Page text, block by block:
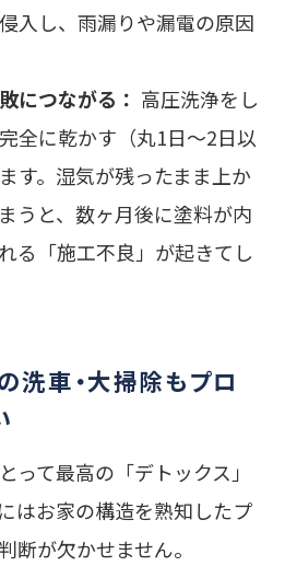
入し、雨漏りや漏電の原因
につながる： 高圧洗浄をし
全に乾かす（丸1日〜2日以
す。湿気が残ったまま上か
うと、数ヶ月後に塗料が内
る「施工不良」が起きてし
洗車・大掃除もプロ
って最高の「デトックス」
はお家の構造を熟知したプ
断が欠かせません。